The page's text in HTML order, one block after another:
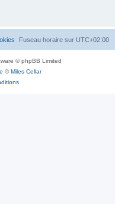
Fuseau horaire sur UTC+02:00
© phpBB Limited
©Miles Cellar